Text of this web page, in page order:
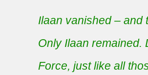
Ilaan vanished – and
Only Ilaan remained.
Force, just like all